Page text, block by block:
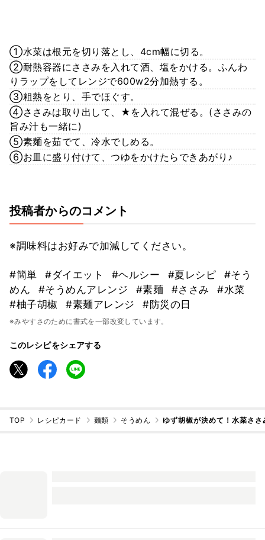
①水菜は根元を切り落とし、4cm幅に切る。
②耐熱容器にささみを入れて酒、塩をかける。ふんわ
りラップをしてレンジで600w2分加熱する。
③粗熱をとり、手でほぐす。
④ささみは取り出して、★を入れて混ぜる。(ささみの
旨み汁も一緒に)
⑤素麺を茹でて、冷水でしめる。
⑥お皿に盛り付けて、つゆをかけたらできあがり♪
投稿者からのコメント
※調味料はお好みで加減してください。
#簡単 #ダイエット #ヘルシー #夏レシピ
#そう
めん
#そうめんアレンジ #素麺 #ささみ
#水菜
#柚子胡椒
#素麺アレンジ #防災の日
※みやすさのために書式を一部改変しています。
このレシピをシェアする
TOP レシピカード 麺類 そうめん ゆず胡椒が決めて！水菜ささ